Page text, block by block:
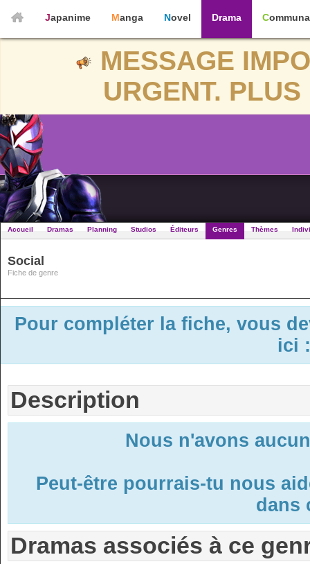
Japanime Manga Novel Drama
MESSAGE
URGENT.
Accueil Dramas Planning Studios Éditeurs Genres Thèmes
Social
Fiche de genre
Pour compléter la fiche, vous
ici
Description
Nous n'avons
Peut-être pourrais-tu nous
dans
Dramas associés à ce